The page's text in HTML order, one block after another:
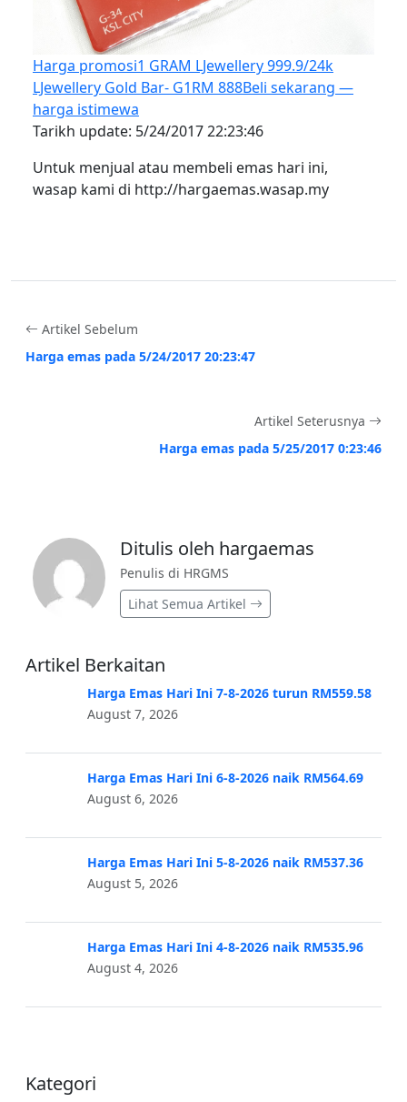
Harga promosi1 GRAM LJewellery 999.9/24k
LJewellery Gold Bar- G1RM 888Beli sekarang —
harga istimewa
Tarikh update: 5/24/2017 22:23:46
Untuk menjual atau membeli emas hari ini,
wasap kami di http://hargaemas.wasap.my
Artikel Sebelum
Harga emas pada 5/24/2017 20:23:47
Artikel Seterusnya
Harga emas pada 5/25/2017 0:23:46
Ditulis oleh hargaemas
Penulis di HRGMS
Lihat Semua Artikel
Artikel Berkaitan
Harga Emas Hari Ini 7-8-2026 turun RM559.58
August 7, 2026
Harga Emas Hari Ini 6-8-2026 naik RM564.69
August 6, 2026
Harga Emas Hari Ini 5-8-2026 naik RM537.36
August 5, 2026
Harga Emas Hari Ini 4-8-2026 naik RM535.96
August 4, 2026
Kategori